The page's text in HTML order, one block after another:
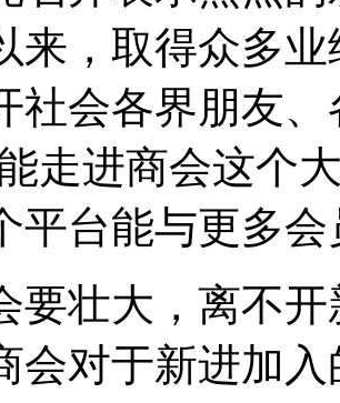
来，取得众多
社会各界朋友
走进商会这个
平台能与更多
壮大，离不开
会对于新进加